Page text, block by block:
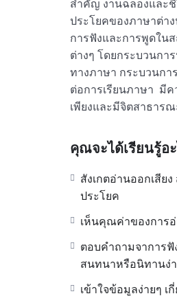
สำคัญ งานฉลองและชี
ประโยคของภาษาต่า
การฟังและการพูดใน
ต่างๆ โดยกระบวนกา
ทางภาษา กระบวนกา
ต่อการเรียนภาษา มี
เพียงและมีจิตสาธารณ
คุณจะได้เรียนรู้อะ
สังเกตอ่านออกเสีย
ประโยค
เห็นคุณค่าของการ
ตอบคำถามจาการ
สนทนาหรือนิทานง่
เข้าใจข้อมูลง่ายๆ เ